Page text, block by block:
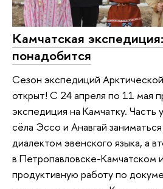
Камчатская
понадобится
Сезон экспедиций
открыт! С 24 апреля по 11 мая
экспедиция на Камчатку. Часть
сёла Эссо и Анавгай
диалектом эвенского языка, а
в Петропавловске-Камчатском
продуктивную работу по